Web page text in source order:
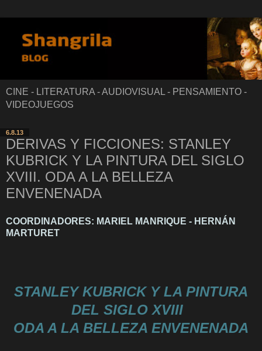
CINE - LITERATURA - AUDIOVISUAL - PENSAMIENTO -
VIDEOJUEGOS
6.8.13
DERIVAS Y FICCIONES: STANLEY
KUBRICK Y LA PINTURA DEL SIGLO
XVIII. ODA A LA BELLEZA
ENVENENADA
COORDINADORES: MARIEL MANRIQUE - HERNÁN
MARTURET
STANLEY KUBRICK Y LA PINTURA
DEL SIGLO XVIII
ODA A LA BELLEZA ENVENENADA